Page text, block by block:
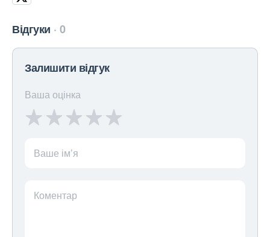
Відгуки 0
Залишити відгук
Ваша оцінка
Ваше ім’я
Коментар